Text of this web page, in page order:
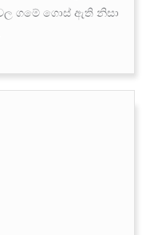
ගමේ ගොස් ඇති නිසා